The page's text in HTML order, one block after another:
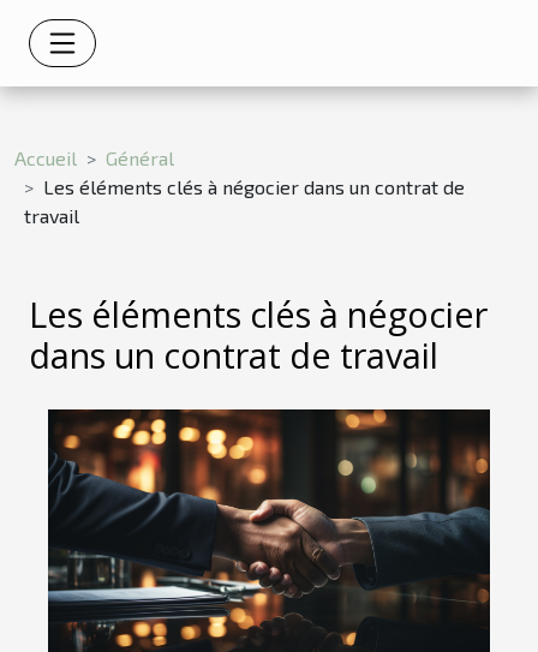
Accueil
Général
Les éléments clés à négocier dans un contrat de
travail
Les éléments clés à négocier
dans un contrat de travail